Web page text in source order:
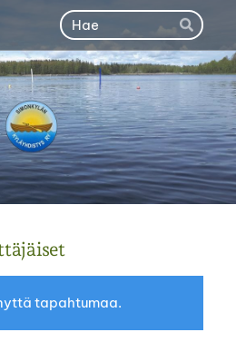
Haku
Hae
Simonkylän
tapahtumaa.